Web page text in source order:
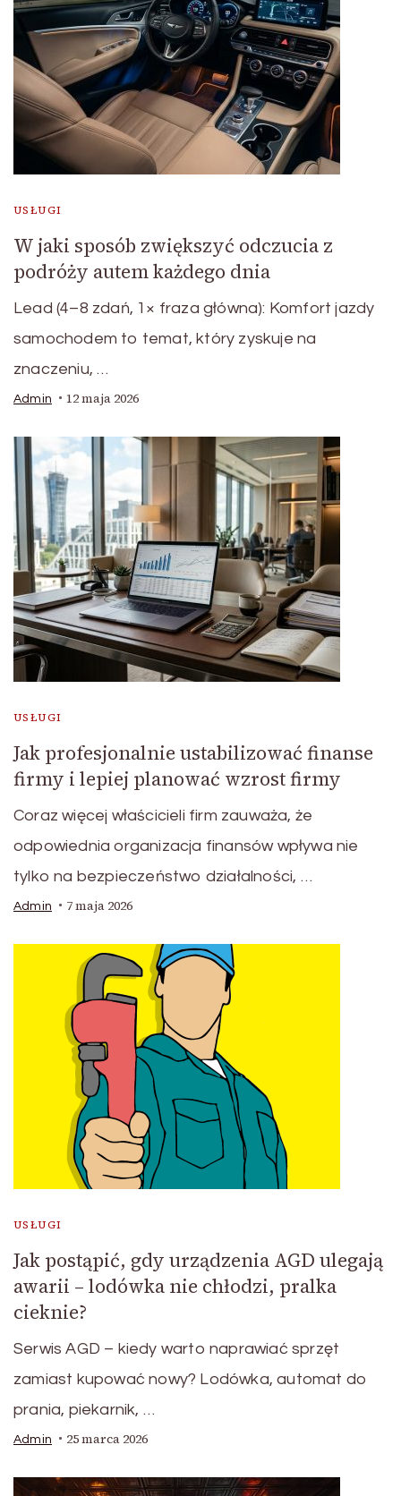
USŁUGI
W jaki sposób zwiększyć odczucia z
podróży autem każdego dnia
Lead (4–8 zdań, 1× fraza główna): Komfort jazdy
samochodem to temat, który zyskuje na
znaczeniu, …
Admin 12 maja 2026
USŁUGI
Jak profesjonalnie ustabilizować finanse
firmy i lepiej planować wzrost firmy
Coraz więcej właścicieli firm zauważa, że
odpowiednia organizacja finansów wpływa nie
tylko na bezpieczeństwo działalności, …
Admin 7 maja 2026
USŁUGI
Jak postąpić, gdy urządzenia AGD ulegają
awarii – lodówka nie chłodzi, pralka
cieknie?
Serwis AGD – kiedy warto naprawiać sprzęt
zamiast kupować nowy? Lodówka, automat do
prania, piekarnik, …
Admin 25 marca 2026